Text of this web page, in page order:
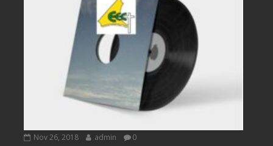
Nov 26, 2018 admin 0